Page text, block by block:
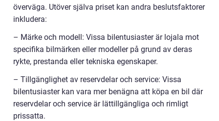
överväga. Utöver själva priset kan andra beslutsfaktorer
inkludera:
– Märke och modell: Vissa bilentusiaster är lojala mot
specifika bilmärken eller modeller på grund av deras
rykte, prestanda eller tekniska egenskaper.
– Tillgänglighet av reservdelar och service: Vissa
bilentusiaster kan vara mer benägna att köpa en bil där
reservdelar och service är lättillgängliga och rimligt
prissatta.